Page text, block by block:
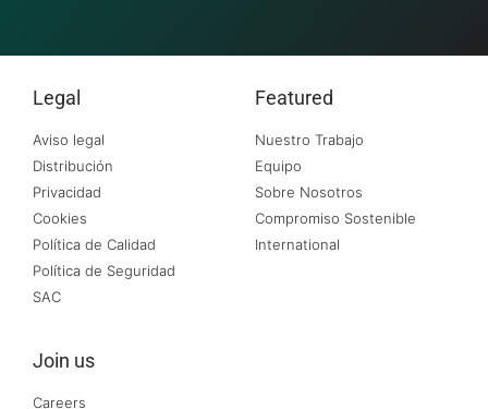
Legal
Aviso legal
Distribución
Privacidad
Cookies
Política de Calidad
Política de Seguridad
SAC
Featured
Nuestro Trabajo
Equipo
Sobre Nosotros
Compromiso Sostenible
International
Join us
Careers